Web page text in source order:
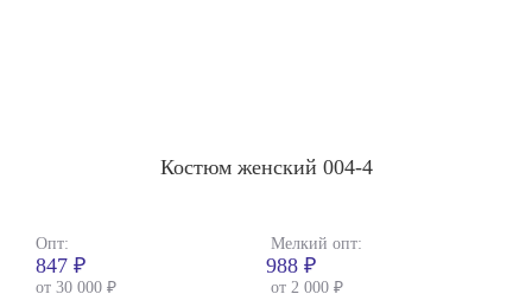
Костюм женский 004-4
Опт: Мелкий опт:
847 ₽ 988 ₽
от 30 000 ₽ от 2 000 ₽